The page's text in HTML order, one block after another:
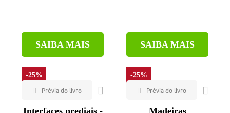
SAIBA MAIS SAIBA MAIS
-25%
Interfaces prediais -
-25%
Madeiras